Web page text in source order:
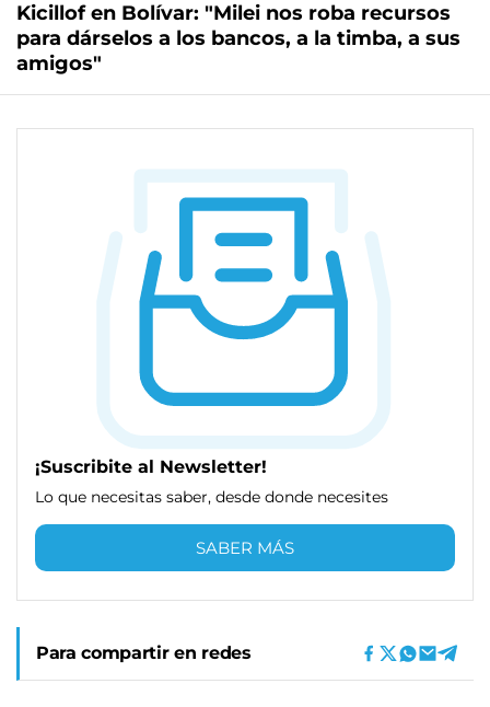
Kicillof en Bolívar: "Milei nos roba recursos
para dárselos a los bancos, a la timba, a sus
amigos"
¡Suscribite al Newsletter!
Lo que necesitas saber, desde donde necesites
SABER MÁS
Para compartir en redes